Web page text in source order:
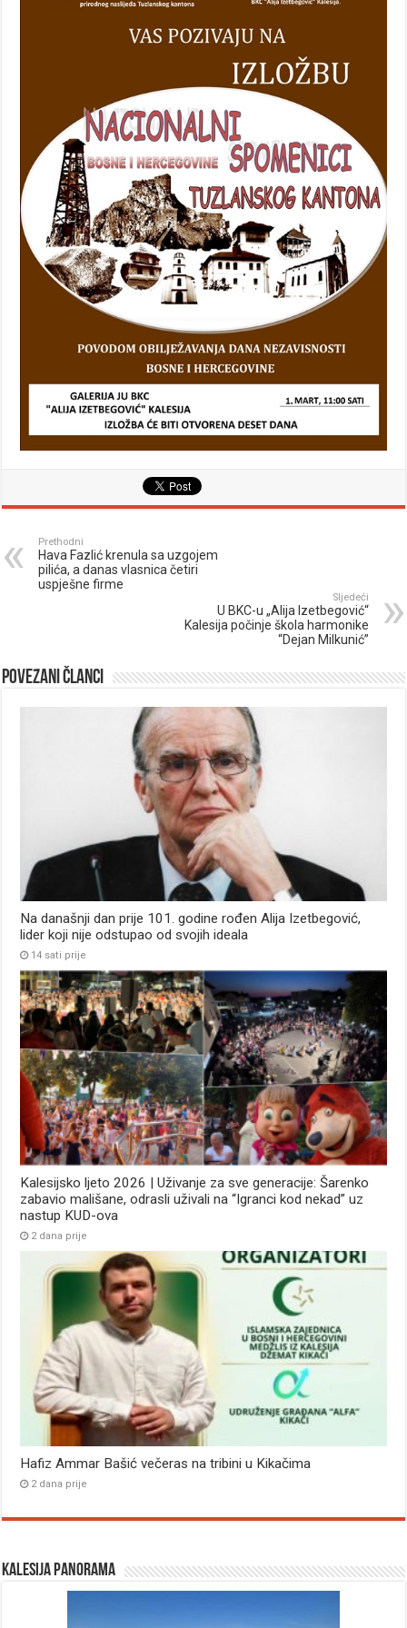
Prethodni
Hava Fazlić krenula sa uzgojem
pilića, a danas vlasnica četiri
uspješne firme
Sljedeći
U BKC-u „Alija Izetbegović“
Kalesija počinje škola harmonike
“Dejan Milkunić”
Povezani članci
Na današnji dan prije 101. godine rođen Alija Izetbegović,
lider koji nije odstupao od svojih ideala
14 sati prije
Kalesijsko ljeto 2026 | Uživanje za sve generacije: Šarenko
zabavio mališane, odrasli uživali na “Igranci kod nekad” uz
nastup KUD-ova
2 dana prije
Hafiz Ammar Bašić večeras na tribini u Kikačima
2 dana prije
Kalesija panorama